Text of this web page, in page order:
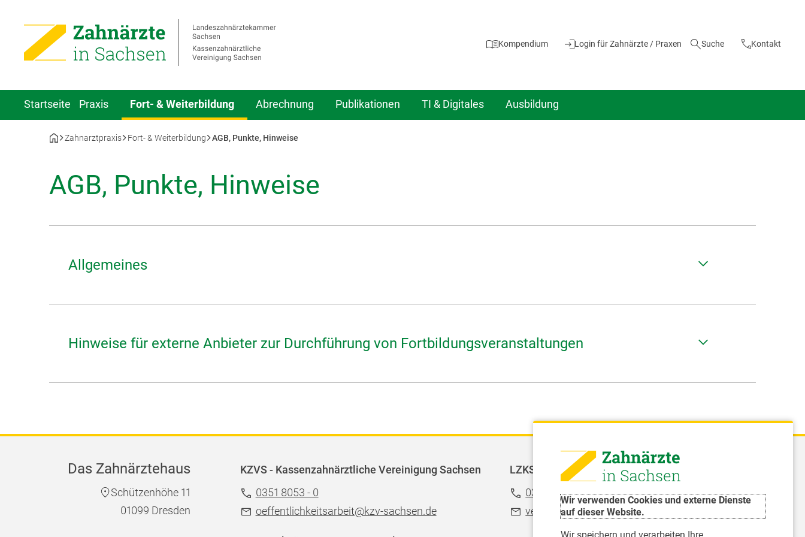
Wir verwenden Cookies und externe Dienste
auf dieser Website.
Wir speichern und verarbeiten Ihre
Kompendium Login für Zahnärzte / Praxen Suche Kontakt
Startseite Praxis Fort- & Weiterbildung Abrechnung Publikationen TI & Digitales Ausbildung
Zahnarztpraxis Fort- & Weiterbildung AGB, Punkte, Hinweise
AGB, Punkte, Hinweise
Allgemeines
Hinweise für externe Anbieter zur Durchführung von Fortbildungsveranstaltungen
Das Zahnärztehaus
Schützenhöhe 11
01099 Dresden
KZVS - Kassenzahnärztliche Vereinigung Sachsen
0351 8053 - 0
oeffentlichkeitsarbeit@kzv-sachsen.de
LZKS - Landeszahnärztekammer Sachsen
0351 8066 - 0
verwaltung@Izk-sachsen.de